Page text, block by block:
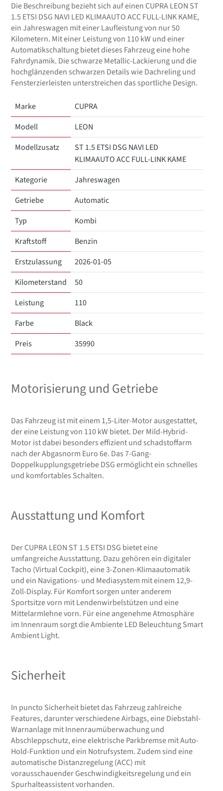
Die Beschreibung bezieht sich auf einen CUPRA LEON ST
1.5 ETSI DSG NAVI LED KLIMAAUTO ACC FULL-LINK KAME,
ein Jahreswagen mit einer Laufleistung von nur 50
Kilometern. Mit einer Leistung von 110 kW und einer
Automatikschaltung bietet dieses Fahrzeug eine hohe
Fahrdynamik. Die schwarze Metallic-Lackierung und die
hochglänzenden schwarzen Details wie Dachreling und
Fensterzierleisten unterstreichen das sportliche Design.
Marke
CUPRA
Modell
LEON
Modellzusatz
ST 1.5 ETSI DSG NAVI LED
KLIMAAUTO ACC FULL-LINK KAME
Kategorie
Jahreswagen
Getriebe
Automatic
Typ
Kombi
Kraftstoff
Benzin
Erstzulassung
2026-01-05
Kilometerstand
50
Leistung
110
Farbe
Black
Preis
35990
Motorisierung und Getriebe
Das Fahrzeug ist mit einem 1,5-Liter-Motor ausgestattet,
der eine Leistung von 110 kW bietet. Der Mild-Hybrid-
Motor ist dabei besonders effizient und schadstoffarm
nach der Abgasnorm Euro 6e. Das 7-Gang-
Doppelkupplungsgetriebe DSG ermöglicht ein schnelles
und komfortables Schalten.
Ausstattung und Komfort
Der CUPRA LEON ST 1.5 ETSI DSG bietet eine
umfangreiche Ausstattung. Dazu gehören ein digitaler
Tacho (Virtual Cockpit), eine 3-Zonen-Klimaautomatik
und ein Navigations- und Mediasystem mit einem 12,9-
Zoll-Display. Für Komfort sorgen unter anderem
Sportsitze vorn mit Lendenwirbelstützen und eine
Mittelarmlehne vorn. Für eine angenehme Atmosphäre
im Innenraum sorgt die Ambiente LED Beleuchtung Smart
Ambient Light.
Sicherheit
In puncto Sicherheit bietet das Fahrzeug zahlreiche
Features, darunter verschiedene Airbags, eine Diebstahl-
Warnanlage mit Innenraumüberwachung und
Abschleppschutz, eine elektrische Parkbremse mit Auto-
Hold-Funktion und ein Notrufsystem. Zudem sind eine
automatische Distanzregelung (ACC) mit
vorausschauender Geschwindigkeitsregelung und ein
Spurhalteassistent vorhanden.